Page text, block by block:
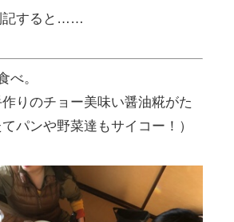
記すると……
べ。
作りのチョー美味い醤油糀がた
パンや野菜達もサイコー！）